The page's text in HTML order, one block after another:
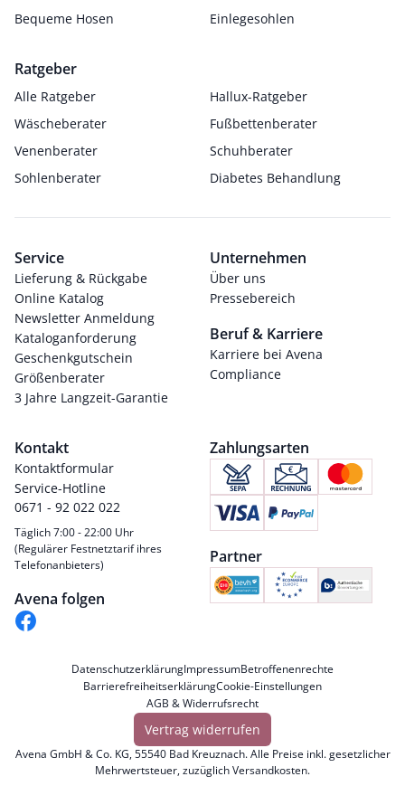
Bequeme Hosen
Einlegesohlen
Ratgeber
Alle Ratgeber
Hallux-Ratgeber
Wäscheberater
Fußbettenberater
Venenberater
Schuhberater
Sohlenberater
Diabetes Behandlung
Service
Lieferung & Rückgabe
Online Katalog
Newsletter Anmeldung
Kataloganforderung
Geschenkgutschein
Größenberater
3 Jahre Langzeit-Garantie
Unternehmen
Über uns
Pressebereich
Beruf & Karriere
Karriere bei Avena
Compliance
Kontakt
Kontaktformular
Service-Hotline
0671 - 92 022 022
Täglich 7:00 - 22:00 Uhr
(Regulärer Festnetztarif ihres
Telefonanbieters)
Avena folgen
Zahlungsarten
Partner
DatenschutzerklärungImpressumBetroffenenrechte
BarrierefreiheitserklärungCookie-Einstellungen
AGB & Widerrufsrecht
Vertrag widerrufen
Avena GmbH & Co. KG, 55540 Bad Kreuznach. Alle Preise inkl. gesetzlicher
Mehrwertsteuer, zuzüglichVersandkosten.